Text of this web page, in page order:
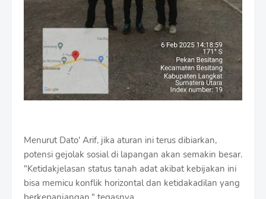
Menurut Dato' Arif, jika aturan ini terus dibiarkan,
potensi gejolak sosial di lapangan akan semakin besar.
"Ketidakjelasan status tanah adat akibat kebijakan ini
bisa memicu konflik horizontal dan ketidakadilan yang